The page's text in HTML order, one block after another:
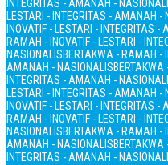
INTEGRITAS - AMANAH -
LESTARI - INTEGRITAS - AMANAH -
INOVATIF - LESTARI - INTEGRITAS
RAMAH - INOVATIF - LESTARI -
NASIONALISBERTAKWA - RAMAH -
AMANAH - NASIONALIS
INTEGRITAS - AMANAH -
LESTARI - INTEGRITAS - AMANAH -
INOVATIF - LESTARI - INTEGRITAS
RAMAH - INOVATIF - LESTARI -
NASIONALISBERTAKWA - RAMAH -
AMANAH - NASIONALIS
INTEGRITAS - AMANAH -